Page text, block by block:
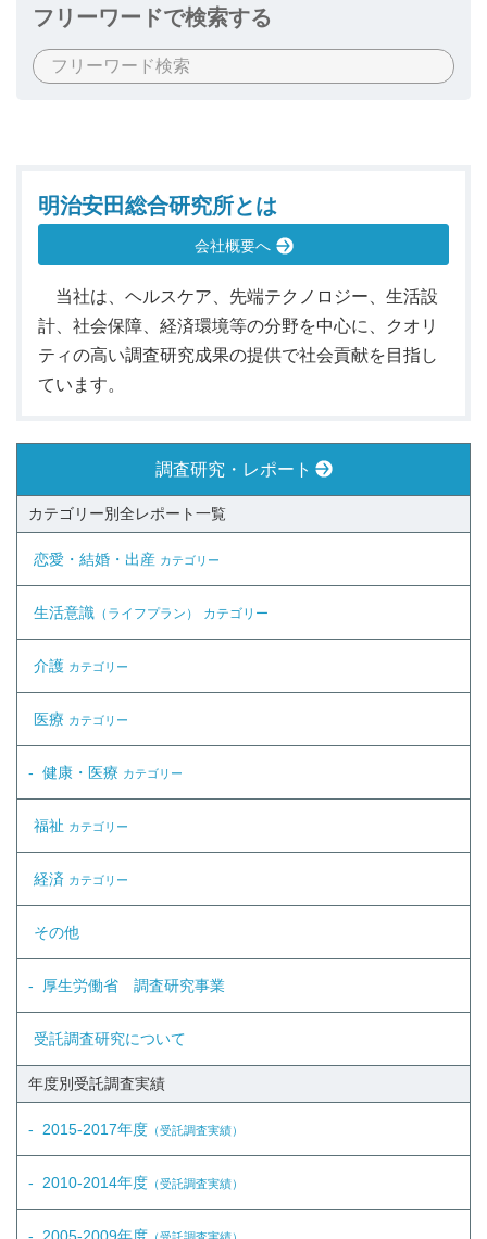
フリーワードで検索する
明治安田総合研究所とは
会社概要へ
当社は、ヘルスケア、先端テクノロジー、生活設
計、社会保障、経済環境等の分野を中心に、クオリ
ティの高い調査研究成果の提供で社会貢献を目指し
ています。
調査研究・レポート
カテゴリー別全レポート一覧
恋愛・結婚・出産 カテゴリー
生活意識 （ライフプラン） カテゴリー
介護 カテゴリー
医療 カテゴリー
健康・医療 カテゴリー
福祉 カテゴリー
経済 カテゴリー
その他
厚生労働省 調査研究事業
受託調査研究について
年度別受託調査実績
2015-2017年度 （受託調査実績）
2010-2014年度 （受託調査実績）